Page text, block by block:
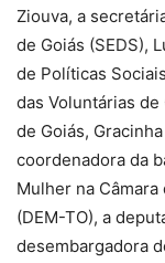
Ziouva, a
de Goiás (SEDS),
de Políticas
das Voluntárias de
de Goiás,
coordenadora da
Mulher na
(DEM-TO), a
desembargadora